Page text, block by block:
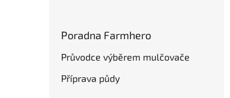
Poradna Farmhero
Průvodce výběrem mulčovače
Příprava půdy